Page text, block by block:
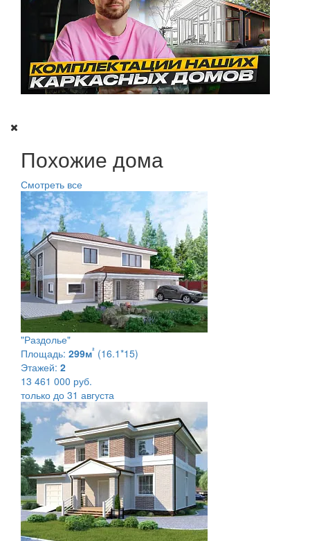
Похожие дома
Смотреть все
"Раздолье"
Площадь: 299м² (16.1*15)
Этажей: 2
13 461 000 руб.
только до 31 августа